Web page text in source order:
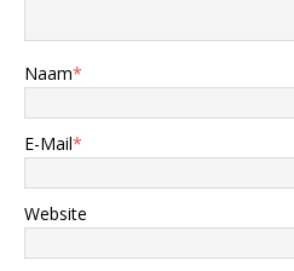
Naam*
E-Mail*
Website